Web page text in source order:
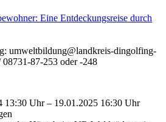
Eine Entdeckungsreise durch
umweltbildung@landkreis-dingolfing-
08731-87-253 oder -248
13:30 Uhr– 19.01.2025 16:30 Uhr